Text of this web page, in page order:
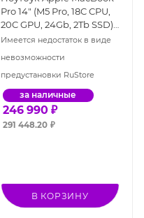
Pro 14" (M5 Pro, 18C CPU,
20C GPU, 24Gb, 2Tb SSD),
"чёрный космос"
Имеется недостаток в виде
невозможности
предустановки RuStore
за наличные
246 990 ₽
291 448.20 ₽
В КОРЗИНУ